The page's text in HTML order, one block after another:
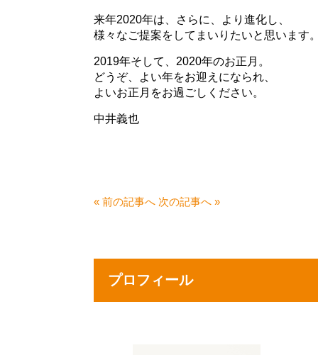
来年2020年は、さらに、より進化し、
様々なご提案をしてまいりたいと思います
2019年そして、2020年のお正月。
どうぞ、よい年をお迎えになられ、
よいお正月をお過ごしください。
中井義也
« 前の記事へ 次の記事へ »
プロフィール